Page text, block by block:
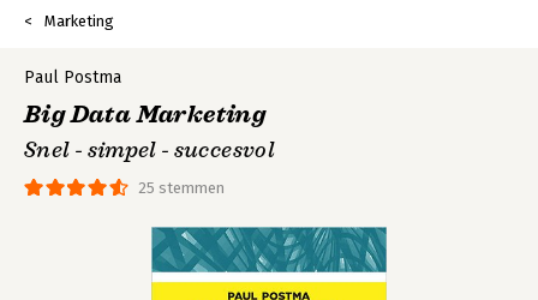
Marketing
25 stemmen
Paul Postma
Big Data Marketing
Snel - simpel - succesvol